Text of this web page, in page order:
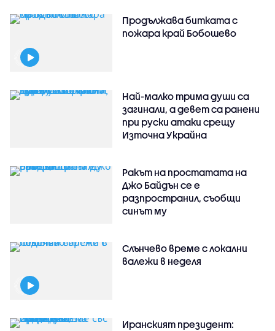
Продължава битката с
пожара край Бобошево
Най-малко трима души са
загинали, а девет са ранени
при руски атаки срещу
Източна Украйна
Ракът на простатата на
Джо Байдън се е
разпространил, съобщи
синът му
Слънчево време с локални
валежи в неделя
Иранският президент: